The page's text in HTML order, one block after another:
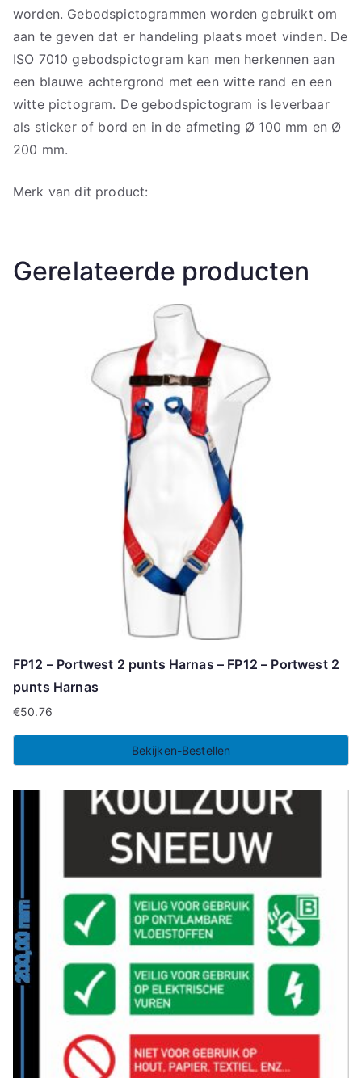
worden. Gebodspictogrammen worden gebruikt om
aan te geven dat er handeling plaats moet vinden. De
ISO 7010 gebodspictogram kan men herkennen aan
een blauwe achtergrond met een witte rand en een
witte pictogram. De gebodspictogram is leverbaar
als sticker of bord en in de afmeting Ø 100 mm en Ø
200 mm.
Merk van dit product:
Gerelateerde producten
FP12 – Portwest 2 punts Harnas – FP12 – Portwest 2
punts Harnas
€50.76
Bekijken-Bestellen